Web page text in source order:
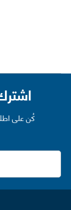
كُن على